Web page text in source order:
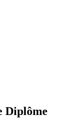
Diplôme